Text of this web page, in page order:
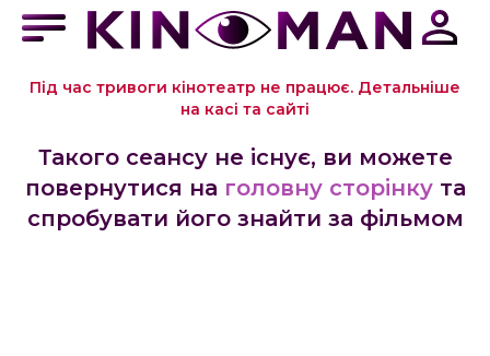
Під час тривоги кінотеатр не працює. Детальніше
на касі та сайті
Такого сеансу не існує, ви можете
повернутися на головну сторінку та
спробувати його знайти за фільмом